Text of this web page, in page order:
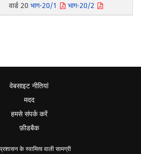
वार्ड 20 भाग-20/1 भाग-20/2
वेबसाइट नीतियां
मदद
हमसे संपर्क करें
फ़ीडबैक
के स्वामित्व वाली सामग्री